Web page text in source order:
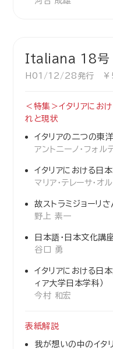
Italiana 18号
H01/12/28発行 ￥
＜特集＞イタリアにお
れと現状
イタリアの二つの東
アントニーノ・フォル
イタリアにおける日
マリア・テレーサ・オ
故ストラミジョーリ
野上 素一
日本語・日本文化講
谷口 勇
イタリアにおける日
ィア大学日本学科）
今村 和宏
表紙解説
我が想いの中のイタ